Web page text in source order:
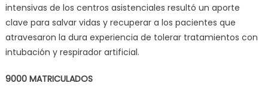
intensivas de los centros asistenciales resultó un aporte
clave para salvar vidas y recuperar a los pacientes que
atravesaron la dura experiencia de tolerar tratamientos con
intubación y respirador artificial.
9000 MATRICULADOS